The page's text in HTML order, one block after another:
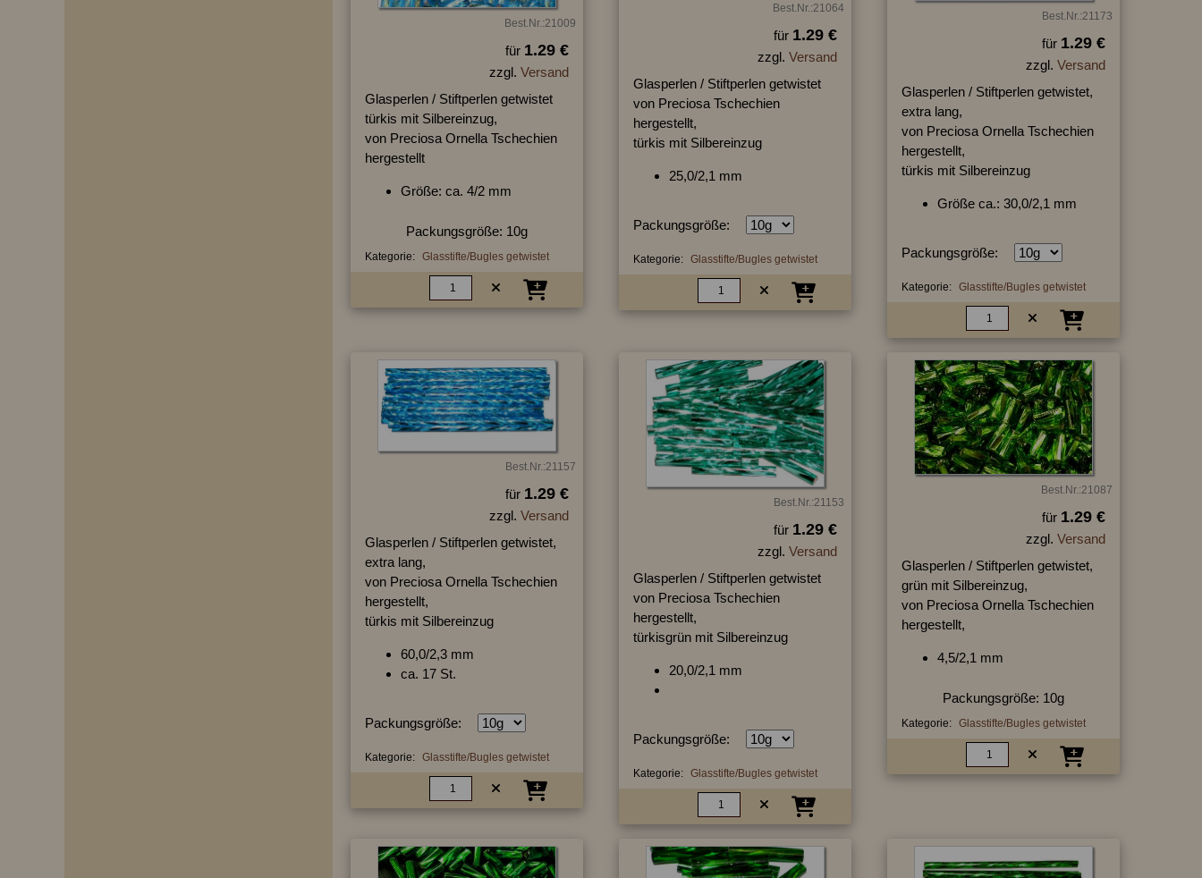
Best.Nr.:21009
für 1.29 €
zzgl. Versand
Glasperlen / Stiftperlen getwistet
türkis mit Silbereinzug,
von Preciosa Ornella Tschechien
hergestellt
Größe: ca. 4/2 mm
Packungsgröße: 10g
Kategorie: Glasstifte/Bugles getwistet
Best.Nr.:21064
für 1.29 €
zzgl. Versand
Glasperlen / Stiftperlen getwistet
von Preciosa Tschechien
hergestellt,
türkis mit Silbereinzug
25,0/2,1 mm
Packungsgröße:
Kategorie: Glasstifte/Bugles getwistet
Best.Nr.:21173
für 1.29 €
zzgl. Versand
Glasperlen / Stiftperlen getwistet,
extra lang,
von Preciosa Ornella Tschechien
hergestellt,
türkis mit Silbereinzug
Größe ca.: 30,0/2,1 mm
Packungsgröße:
Kategorie: Glasstifte/Bugles getwistet
Best.Nr.:21157
für 1.29 €
zzgl. Versand
Glasperlen / Stiftperlen getwistet,
extra lang,
von Preciosa Ornella Tschechien
hergestellt,
türkis mit Silbereinzug
60,0/2,3 mm
ca. 17 St.
Packungsgröße:
Kategorie: Glasstifte/Bugles getwistet
Best.Nr.:21153
für 1.29 €
zzgl. Versand
Glasperlen / Stiftperlen getwistet
von Preciosa Tschechien
hergestellt,
türkisgrün mit Silbereinzug
20,0/2,1 mm
Packungsgröße:
Kategorie: Glasstifte/Bugles getwistet
Best.Nr.:21087
für 1.29 €
zzgl. Versand
Glasperlen / Stiftperlen getwistet,
grün mit Silbereinzug,
von Preciosa Ornella Tschechien
hergestellt,
4,5/2,1 mm
Packungsgröße: 10g
Kategorie: Glasstifte/Bugles getwistet